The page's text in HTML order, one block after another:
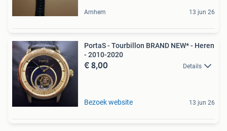
Arnhem 13 jun 26
PortaS - Tourbillon BRAND NEW* - Heren
- 2010-2020
€ 8,00 Details
Bezoek website 13 jun 26